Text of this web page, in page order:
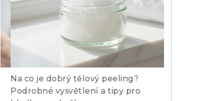
Na co je dobrý tělový peeling?
Podrobné vysvětlení a tipy pro